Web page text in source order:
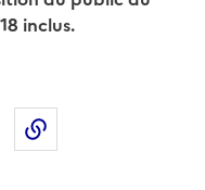
inclus.
sur LinkedIn
Partager par email